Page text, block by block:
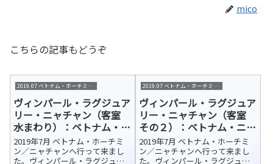
mico
こちらの記事もどうぞ
2019.07 ベトナム・ホーチミン/ニャチャン
ヴィンパール・ラグジュア
リー・ニャチャン（客室
水まわり）：ベトナム・ニ
ャチャン 宿泊ホテル紹介
2019年7月 ベトナム・ホーチミ
ン／ニャチャンへ行って来まし
た。ヴィンパール・ラグジュア
2019.07 ベトナム・ホーチミン/ニャチャン
ヴィンパール・ラグジュア
リー・ニャチャン（客室
その２）：ベトナム・ニャ
チャン 宿泊ホテル紹介
2019年7月 ベトナム・ホーチミ
ン／ニャチャンへ行って来まし
た。ヴィンパール・ラグジュア